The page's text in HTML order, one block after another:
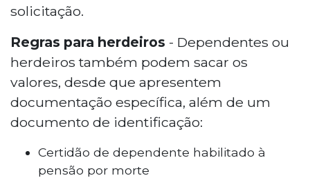
solicitação.
Regras para herdeiros - Dependentes ou
herdeiros também podem sacar os
valores, desde que apresentem
documentação específica, além de um
documento de identificação:
Certidão de dependente habilitado à
pensão por morte